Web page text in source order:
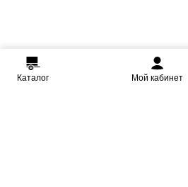
Каталог Мой кабинет